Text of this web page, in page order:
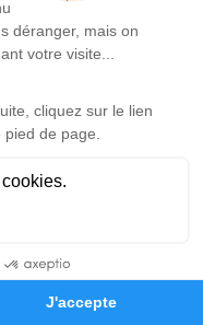
Hommages
05
suivante :
- 10 Rue
des photos
vos pensées
la